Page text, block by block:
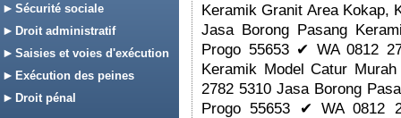
Sécurité sociale
Droit administratif
Saisies et voies d'exécution
Exécution des peines
Droit pénal
Keramik Granit Area Kokap,
Jasa Borong Pasang
Progo 55653 ✔ WA 0812
Keramik Model Catur
2782 5310 Jasa Borong
Progo 55653 ✔ WA 0812